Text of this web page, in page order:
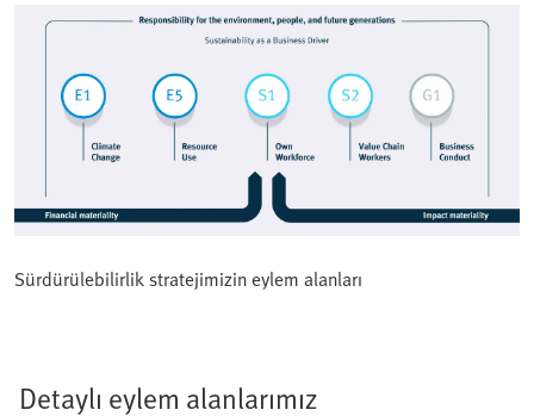
Sürdürülebilirlik stratejimizin eylem alanları
Detaylı eylem alanlarımız